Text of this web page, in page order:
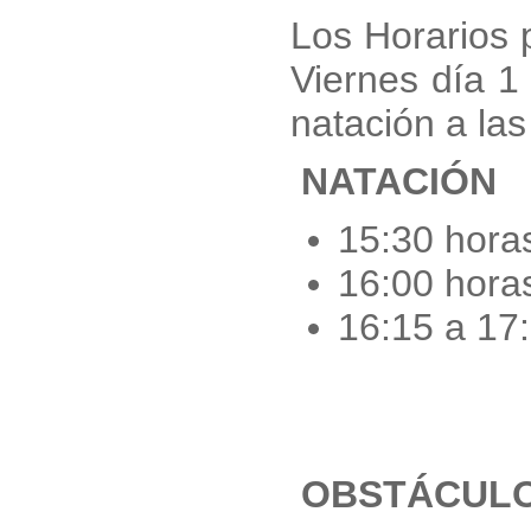
Los Horarios
Viernes día
natación a
NATACIÓN
15:30
16:00
16:15 a